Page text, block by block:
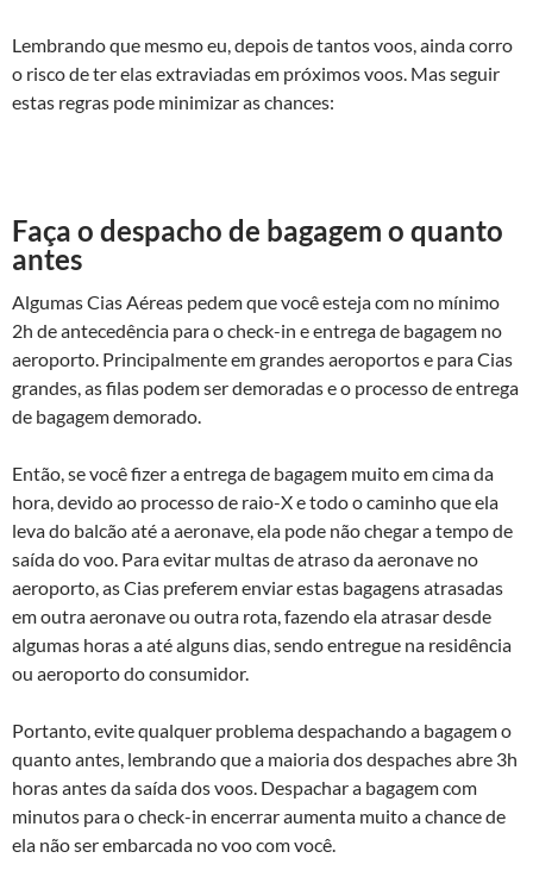
Lembrando que mesmo eu, depois de tantos voos, ainda corro
o risco de ter elas extraviadas em próximos voos. Mas seguir
estas regras pode minimizar as chances:
Faça o despacho de bagagem o quanto
antes
Algumas Cias Aéreas pedem que você esteja com no mínimo
2h de antecedência para o check-in e entrega de bagagem no
aeroporto. Principalmente em grandes aeroportos e para Cias
grandes, as filas podem ser demoradas e o processo de entrega
de bagagem demorado.
Então, se você fizer a entrega de bagagem muito em cima da
hora, devido ao processo de raio-X e todo o caminho que ela
leva do balcão até a aeronave, ela pode não chegar a tempo de
saída do voo. Para evitar multas de atraso da aeronave no
aeroporto, as Cias preferem enviar estas bagagens atrasadas
em outra aeronave ou outra rota, fazendo ela atrasar desde
algumas horas a até alguns dias, sendo entregue na residência
ou aeroporto do consumidor.
Portanto, evite qualquer problema despachando a bagagem o
quanto antes, lembrando que a maioria dos despaches abre 3h
horas antes da saída dos voos. Despachar a bagagem com
minutos para o check-in encerrar aumenta muito a chance de
ela não ser embarcada no voo com você.